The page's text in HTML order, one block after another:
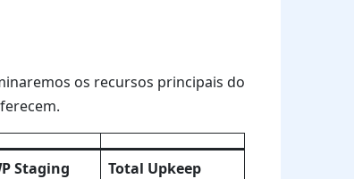
os recursos principais do
Staging
Total Upkeep